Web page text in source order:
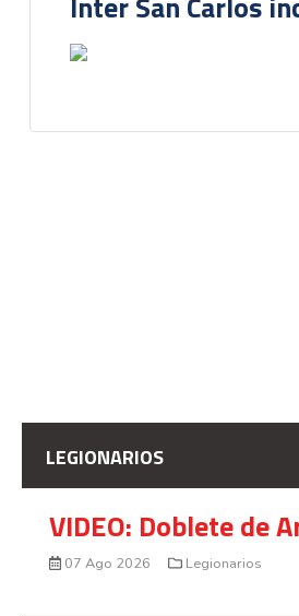
LEGIONARIOS
VIDEO: Doblete de
07 Ago 2026 Legionarios